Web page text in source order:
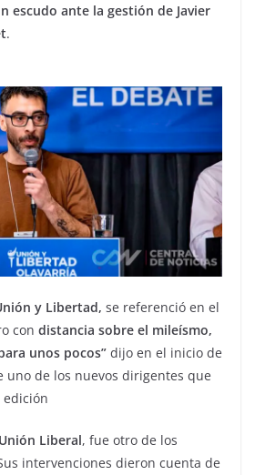
escudo ante la gestión de Javier
.
y Libertad, se referenció en el
con distancia sobre el mileísmo,
unos pocos” dijo en el inicio de
uno de los nuevos dirigentes que
edición
Liberal, fue otro de los
intervenciones dieron cuenta de